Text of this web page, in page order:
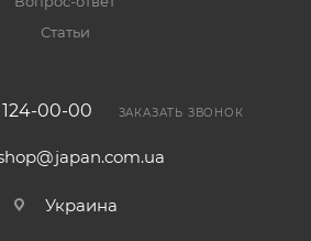
Статьи
124-00-00 ЗАКАЗАТЬ ЗВОНОК
Украина